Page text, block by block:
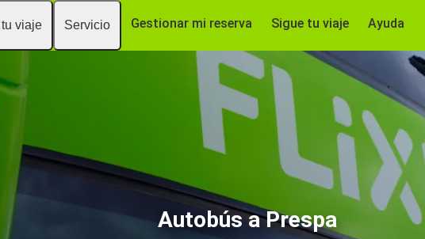
viaje Servicio Gestionar mi reserva Sigue tu viaje Ayuda
Autobús a Prespa